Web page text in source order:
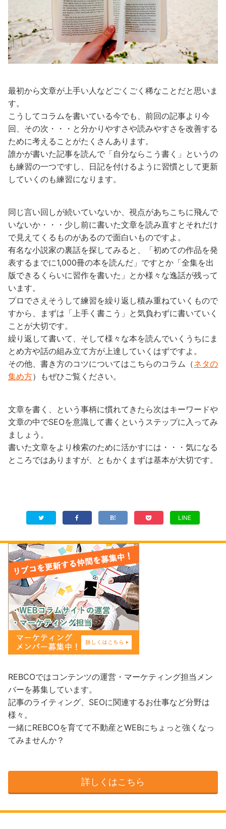
最初から文章が上手い人などごくごく稀なことだと思いま
す。
こうしてコラムを書いている今でも、前回の記事より今
回、その次・・・と分かりやすさや読みやすさを改善する
ために考えることがたくさんあります。
誰かが書いた記事を読んで「自分ならこう書く」というの
も練習の一つですし、日記を付けるように習慣として更新
していくのも練習になります。
同じ言い回しが続いていないか、視点があちこちに飛んで
いないか・・・少し前に書いた文章を読み直すとそれだけ
で見えてくるものがあるので面白いものですよ。
有名な小説家の裏話を探してみると、「初めての作品を発
表するまでに1,000冊の本を読んだ」ですとか「全集を出
版できるくらいに習作を書いた」とか様々な逸話が残って
います。
プロでさえそうして練習を繰り返し積み重ねていくもので
すから、まずは「上手く書こう」と気負わずに書いていく
ことが大切です。
繰り返して書いて、そして様々な本を読んでいくうちにま
とめ方や話の組み立て方が上達していくはずですよ。
その他、書き方のコツについてはこちらのコラム（ネタの
集め方）もぜひご覧ください。
文章を書く、という事柄に慣れてきたら次はキーワードや
文章の中でSEOを意識して書くというステップに入ってみ
ましょう。
書いた文章をより検索のために活かすには・・・気になる
ところではありますが、ともかくまずは基本が大切です。
LINE
REBCOではコンテンツの運営・マーケティング担当メン
バーを募集しています。
記事のライティング、SEOに関連するお仕事など分野は
様々。
一緒にREBCOを育てて不動産とWEBにちょっと強くなっ
てみませんか？
詳しくはこちら